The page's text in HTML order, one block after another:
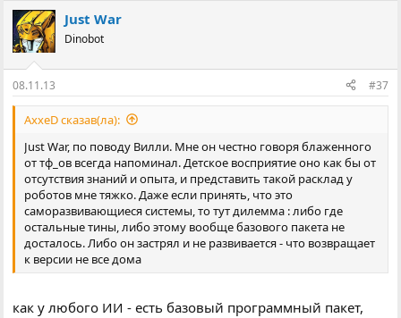
Just War
Dinobot
08.11.13 #37
AxxeD сказав(ла):
Just War, по поводу Вилли. Мне он честно говоря блаженного
от тф_ов всегда напоминал. Детское восприятие оно как бы от
отсутствия знаний и опыта, и представить такой расклад у
роботов мне тяжко. Даже если принять, что это
саморазвивающиеся системы, то тут дилемма : либо где
остальные тины, либо этому вообще базового пакета не
досталось. Либо он застрял и не развивается - что возвращает
к версии не все дома
как у любого ИИ - есть базовый программный пакет,